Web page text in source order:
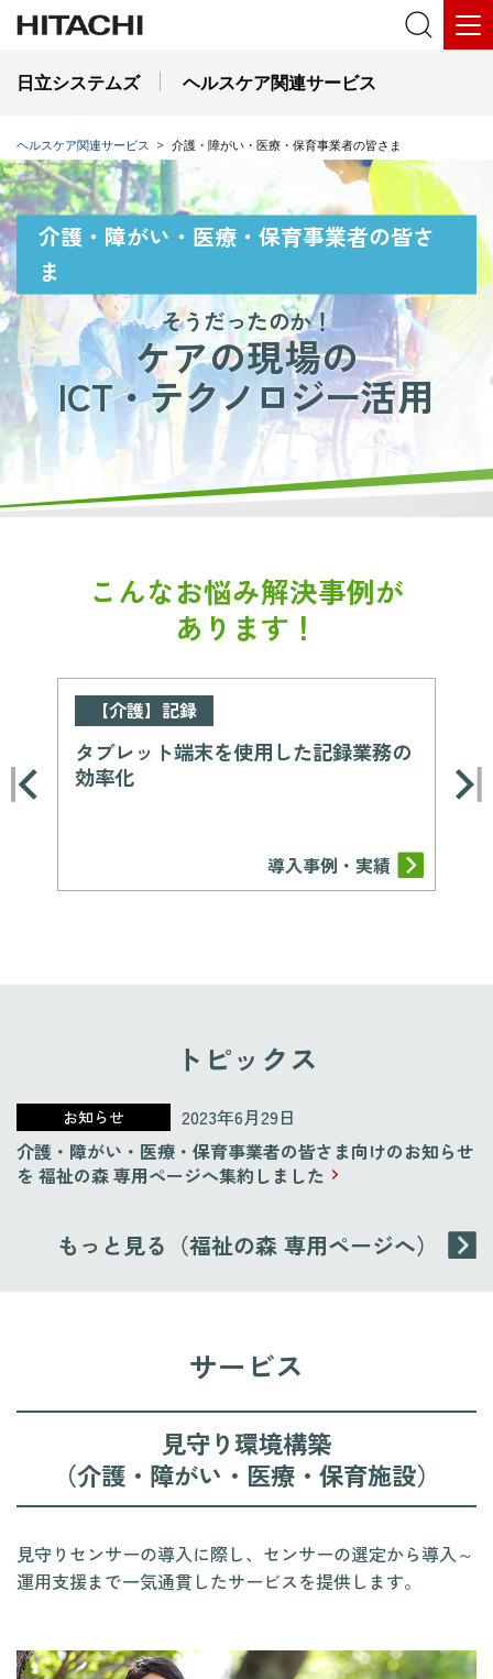
日立システムズ ヘルスケア関連サービス
ヘルスケア関連サービス 介護・障がい・医療・保育事業者の皆さま
介護・障がい・医療・保育事業者の皆さ
ま
そうだったのか！
ケアの現場の
ICT・テクノロジー活用
こんなお悩み解決事例が
あります！
【介護】記録
タブレット端末を使用した記録業務の
効率化
導入事例・実績
トピックス
2023年6月29日
介護・障がい・医療・保育事業者の皆さま向けのお知らせ
を 福祉の森 専用ページへ集約しました
もっと見る（福祉の森 専用ページへ）
サービス
見守り環境構築
（介護・障がい・医療・保育施設）
見守りセンサーの導入に際し、センサーの選定から導入～
運用支援まで一気通貫したサービスを提供します。